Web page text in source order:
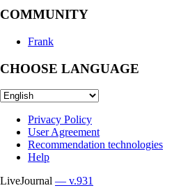
COMMUNITY
Frank
CHOOSE LANGUAGE
Privacy Policy
User Agreement
Recommendation technologies
Help
LiveJournal — v.931